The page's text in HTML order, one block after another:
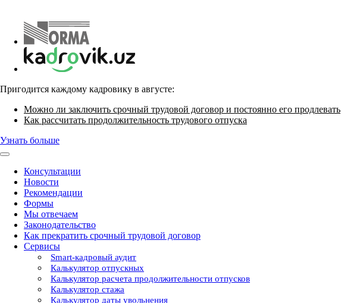
Пригодится каждому кадровику в августе:
Можно ли заключить срочный трудовой договор и постоянно его продлевать
Как рассчитать продолжительность трудового отпуска
Узнать больше
Консультации
Новости
Рекомендации
Формы
Мы отвечаем
Законодательство
Как прекратить срочный трудовой договор
Сервисы
Smart-кадровый аудит
Калькулятор отпускных
Калькулятор расчета продолжительности отпусков
Калькулятор стажа
Калькулятор даты увольнения